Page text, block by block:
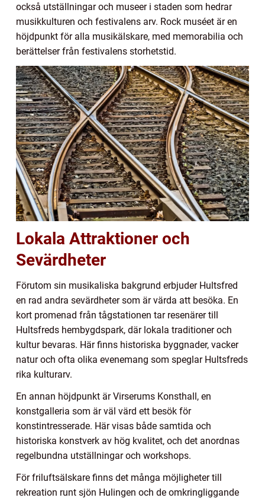
också utställningar och museer i staden som hedrar
musikkulturen och festivalens arv. Rock muséet är en
höjdpunkt för alla musikälskare, med memorabilia och
berättelser från festivalens storhetstid.
Lokala Attraktioner och
Sevärdheter
Förutom sin musikaliska bakgrund erbjuder Hultsfred
en rad andra sevärdheter som är värda att besöka. En
kort promenad från tågstationen tar resenärer till
Hultsfreds hembygdspark, där lokala traditioner och
kultur bevaras. Här finns historiska byggnader, vacker
natur och ofta olika evenemang som speglar Hultsfreds
rika kulturarv.
En annan höjdpunkt är Virserums Konsthall, en
konstgalleria som är väl värd ett besök för
konstintresserade. Här visas både samtida och
historiska konstverk av hög kvalitet, och det anordnas
regelbundna utställningar och workshops.
För friluftsälskare finns det många möjligheter till
rekreation runt sjön Hulingen och de omkringliggande